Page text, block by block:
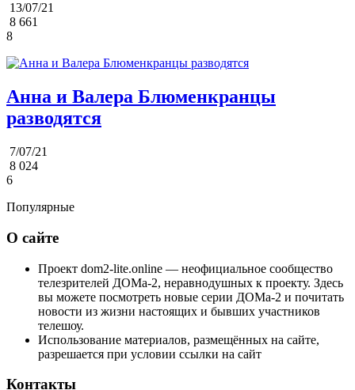
13/07/21
8 661
8
Анна и Валера Блюменкранцы
разводятся
7/07/21
8 024
6
Популярные
О сайте
Проект dom2-lite.online — неофициальное сообщество
телезрителей ДОМа-2, неравнодушных к проекту. Здесь
вы можете посмотреть новые серии ДОМа-2 и почитать
новости из жизни настоящих и бывших участников
телешоу.
Использование материалов, размещённых на сайте,
разрешается при условии ссылки на сайт
Контакты